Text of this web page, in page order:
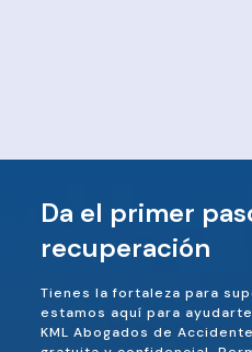
Da el primer
recuperación
Tienes la fortaleza para
estamos aquí para
KML Abogados de